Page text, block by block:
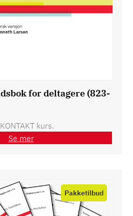
for deltagere (823-
kurs.
Se mer
Product
on